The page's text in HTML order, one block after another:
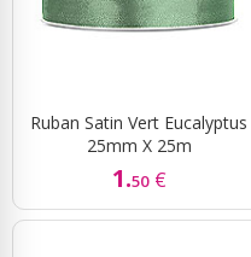
Ruban Satin Vert Eucalyptus
25mm X 25m
1.50 €